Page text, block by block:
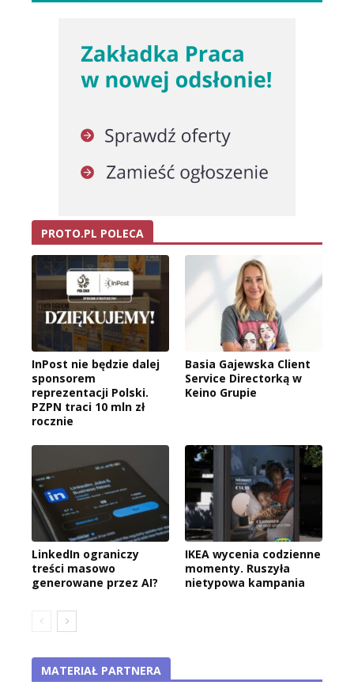
PROTO.PL POLECA
InPost nie będzie dalej
sponsorem
reprezentacji Polski.
PZPN traci 10 mln zł
rocznie
Basia Gajewska Client
Service Directorką w
Keino Grupie
LinkedIn ograniczy
treści masowo
generowane przez AI?
IKEA wycenia codzienne
momenty. Ruszyła
nietypowa kampania
MATERIAŁ PARTNERA